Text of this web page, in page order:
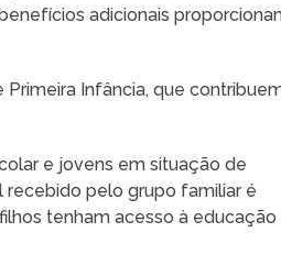
adicionais
Infância, que
e jovens em situação de
recebido pelo grupo familiar é
tenham acesso à educação